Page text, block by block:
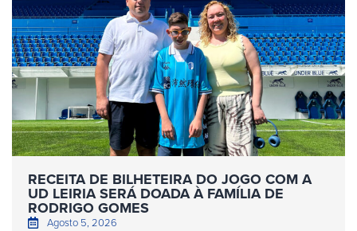
RECEITA DE BILHETEIRA DO JOGO COM A
UD LEIRIA SERÁ DOADA À FAMÍLIA DE
RODRIGO GOMES
Agosto 5, 2026